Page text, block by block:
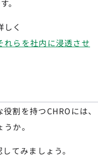
。
く
れらを社内に浸透させ
割を持つCHROには、
か。
てみましょう。